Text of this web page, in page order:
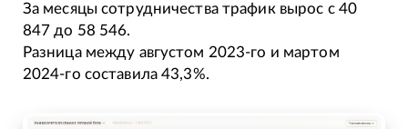
За месяцы сотрудничества трафик вырос с 40
847 до 58 546.
Разница между августом 2023-го и мартом
2024-го составила 43,3%.